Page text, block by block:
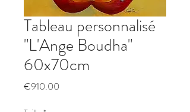
Tableau personnalisé
"L'Ange Boudha"
60x70cm
€910.00